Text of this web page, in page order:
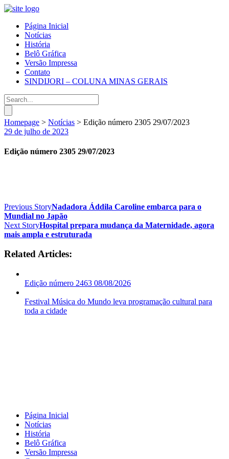
Página Inicial
Notícias
História
Belô Gráfica
Versão Impressa
Contato
SINDIJORI – COLUNA MINAS GERAIS
Homepage > Notícias > Edição número 2305 29/07/2023
29 de julho de 2023
Edição número 2305 29/07/2023
Previous StoryNadadora Áddila Caroline embarca para o
Mundial no Japão
Next StoryHospital prepara mudança da Maternidade, agora
mais ampla e estruturada
Related Articles:
Edição número 2463 08/08/2026
Festival Música do Mundo leva programação cultural para
toda a cidade
Página Inicial
Notícias
História
Belô Gráfica
Versão Impressa